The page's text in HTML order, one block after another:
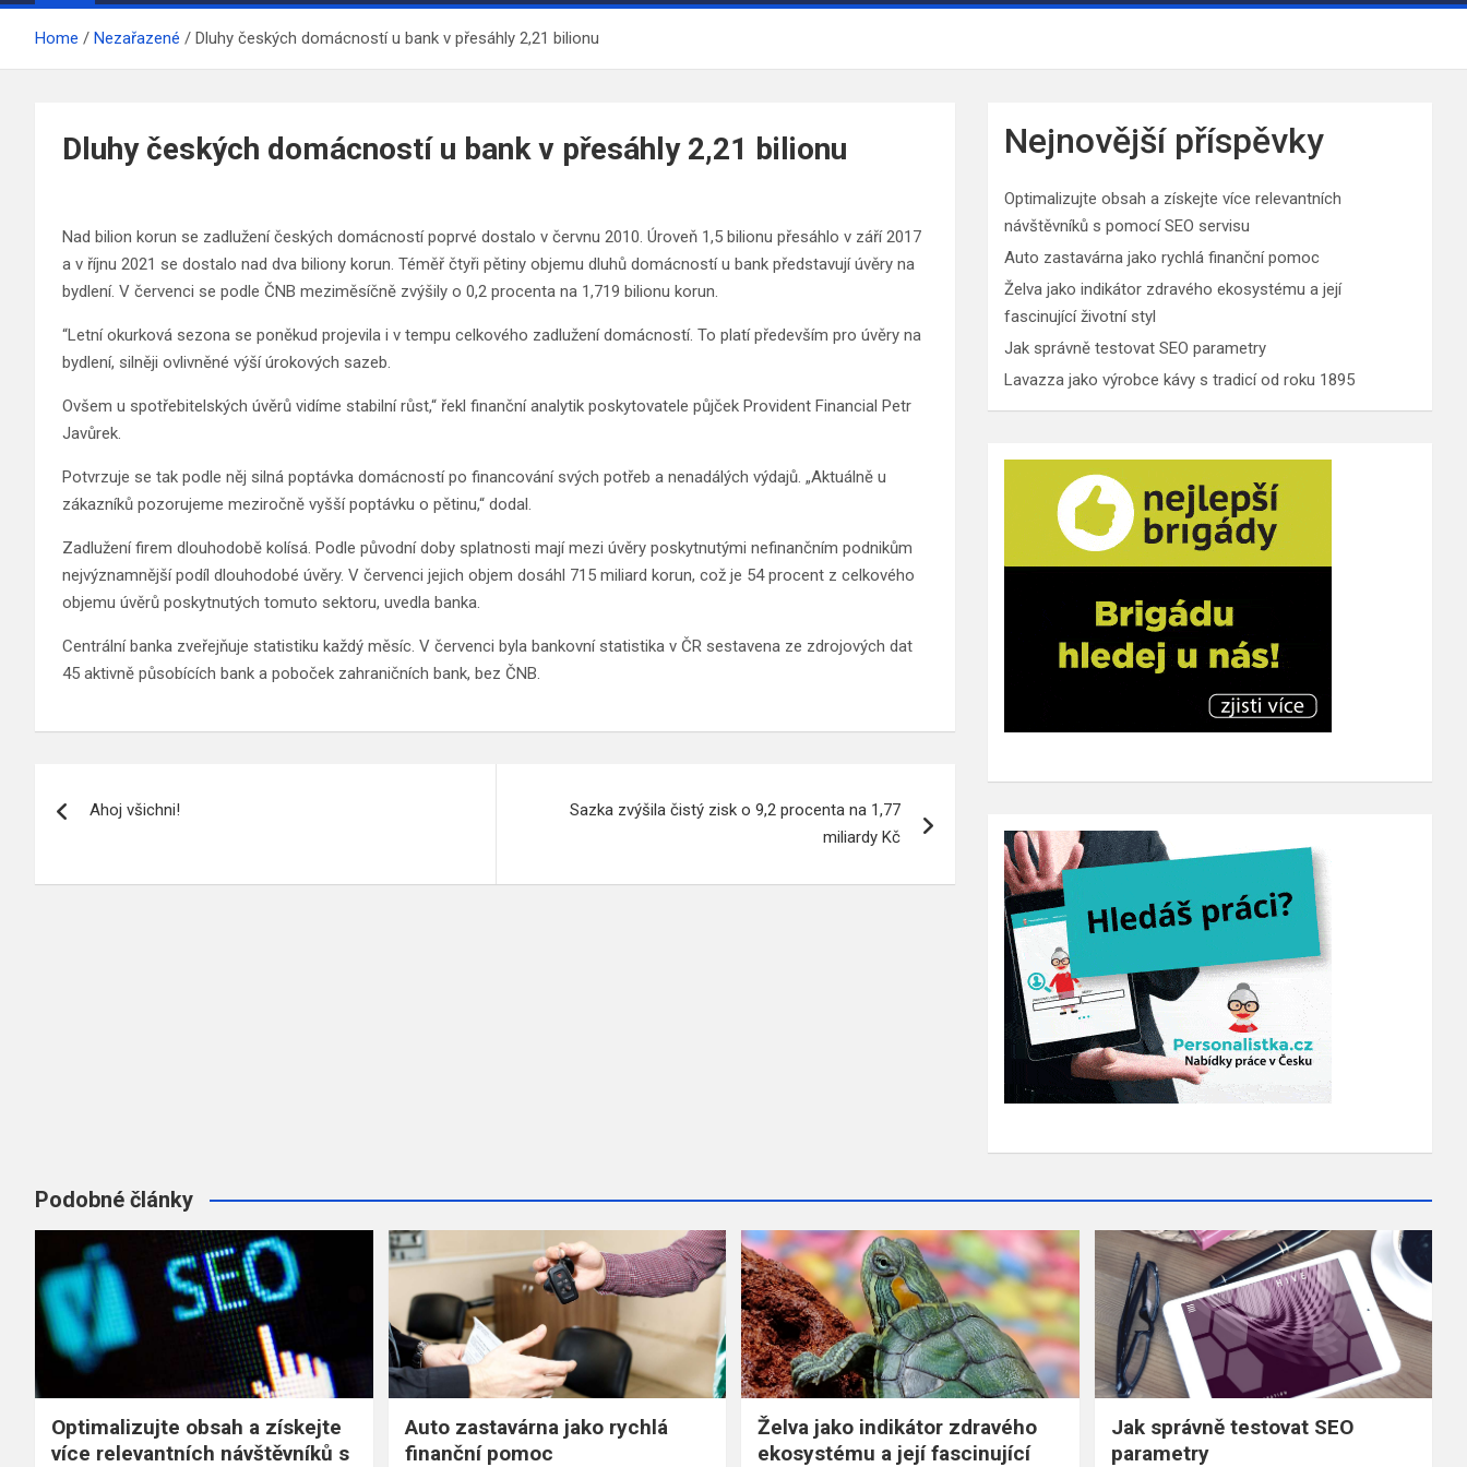
Home Nezařazené Dluhy českých domácností u bank v přesáhly 2,21 bilionu
Dluhy českých domácností u bank v přesáhly 2,21 bilionu
Nad bilion korun se zadlužení českých domácností poprvé dostalo v červnu 2010. Úroveň 1,5 bilionu přesáhlo v září 2017
a v říjnu 2021 se dostalo nad dva biliony korun. Téměř čtyři pětiny objemu dluhů domácností u bank představují úvěry na
bydlení. V červenci se podle ČNB meziměsíčně zvýšily o 0,2 procenta na 1,719 bilionu korun.
“Letní okurková sezona se poněkud projevila i v tempu celkového zadlužení domácností. To platí především pro úvěry na
bydlení, silněji ovlivněné výší úrokových sazeb.
Ovšem u spotřebitelských úvěrů vidíme stabilní růst,“ řekl finanční analytik poskytovatele půjček Provident Financial Petr
Javůrek.
Potvrzuje se tak podle něj silná poptávka domácností po financování svých potřeb a nenadálých výdajů. „Aktuálně u
zákazníků pozorujeme meziročně vyšší poptávku o pětinu,“ dodal.
Zadlužení firem dlouhodobě kolísá. Podle původní doby splatnosti mají mezi úvěry poskytnutými nefinančním podnikům
nejvýznamnější podíl dlouhodobé úvěry. V červenci jejich objem dosáhl 715 miliard korun, což je 54 procent z celkového
objemu úvěrů poskytnutých tomuto sektoru, uvedla banka.
Centrální banka zveřejňuje statistiku každý měsíc. V červenci byla bankovní statistika v ČR sestavena ze zdrojových dat
45 aktivně působících bank a poboček zahraničních bank, bez ČNB.
pro
příspěvek
Ahoj všichni!
Sazka zvýšila čistý zisk o 9,2 procenta na 1,77
miliardy Kč
Nejnovější příspěvky
Optimalizujte obsah a získejte více relevantních
návštěvníků s pomocí SEO servisu
Auto zastavárna jako rychlá finanční pomoc
Želva jako indikátor zdravého ekosystému a její
fascinující životní styl
Jak správně testovat SEO parametry
Lavazza jako výrobce kávy s tradicí od roku 1895
Podobné články
Optimalizujte obsah a získejte
více relevantních návštěvníků s
Auto zastavárna jako rychlá
finanční pomoc
Želva jako indikátor zdravého
ekosystému a její fascinující
Jak správně testovat SEO
parametry